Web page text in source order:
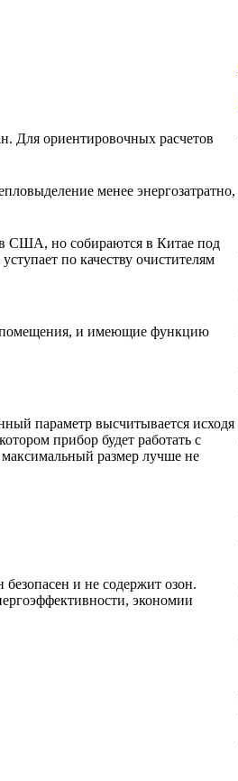
Для ориентировочных расчетов
менее энергозатратно,
в США, но собираются в Китае под
по качеству очистителям
помещения, и имеющие функцию
параметр высчитывается исходя
прибор будет работать с
размер лучше не
и не содержит озон.
экономии